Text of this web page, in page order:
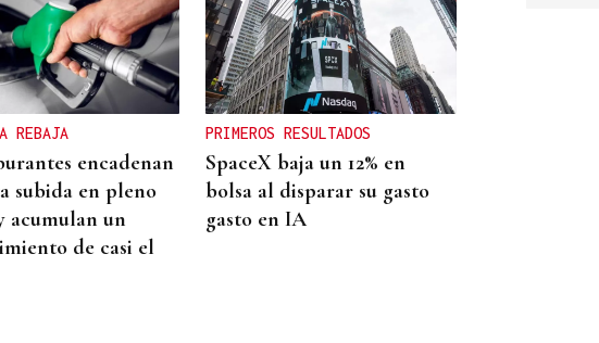
REBAJA
encadenan
subida en pleno
acumulan un
de casi el
PRIMEROS RESULTADOS
SpaceX baja un 12% en
bolsa al disparar su gasto
gasto en IA